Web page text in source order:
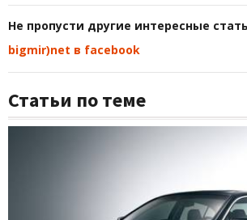
Не пропусти другие интересные
bigmir)net в facebook
Статьи по теме